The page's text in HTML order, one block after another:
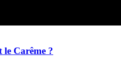
le Carême ?